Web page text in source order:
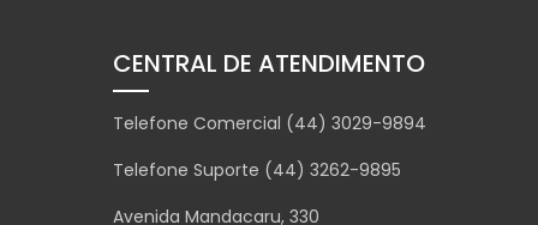
CENTRAL DE ATENDIMENTO
Telefone Comercial (44) 3029-9894
Telefone Suporte (44) 3262-9895
Avenida Mandacaru, 330